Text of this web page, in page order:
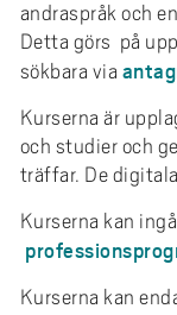
andraspråk och
Detta görs på
sökbara via
Kurserna är
och studier och
träffar. De
Kurserna kan
Kurserna kan